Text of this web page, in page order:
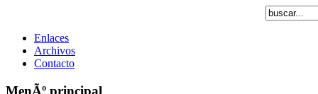
Enlaces
Archivos
Contacto
MenÃº principal